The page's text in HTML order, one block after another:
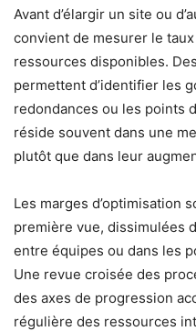
Avant d’élargir un site ou
convient de mesurer le
ressources disponibles.
permettent d’identifier les
redondances ou les points
réside souvent dans une
plutôt que dans leur
Les marges d’optimisation
première vue, dissimulées
entre équipes ou dans les
Une revue croisée des
des axes de progression
régulière des ressources